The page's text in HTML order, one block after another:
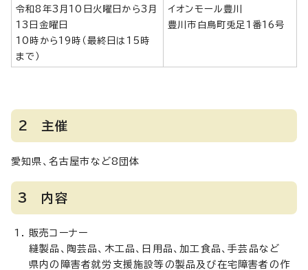
令和8年3月10日火曜日から3月
13日金曜日
10時から19時（最終日は15時
まで）
イオンモール豊川
豊川市白鳥町兎足1番16号
2 主催
愛知県、名古屋市など8団体
3 内容
販売コーナー
縫製品、陶芸品、木工品、日用品、加工食品、手芸品など
県内の障害者就労支援施設等の製品及び在宅障害者の作